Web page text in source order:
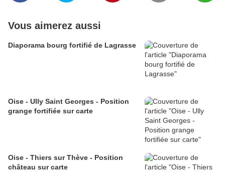
Vous aimerez aussi
Diaporama bourg fortifié de Lagrasse
Oise - Ully Saint Georges - Position
grange fortifiée sur carte
Oise - Thiers sur Thève - Position
château sur carte